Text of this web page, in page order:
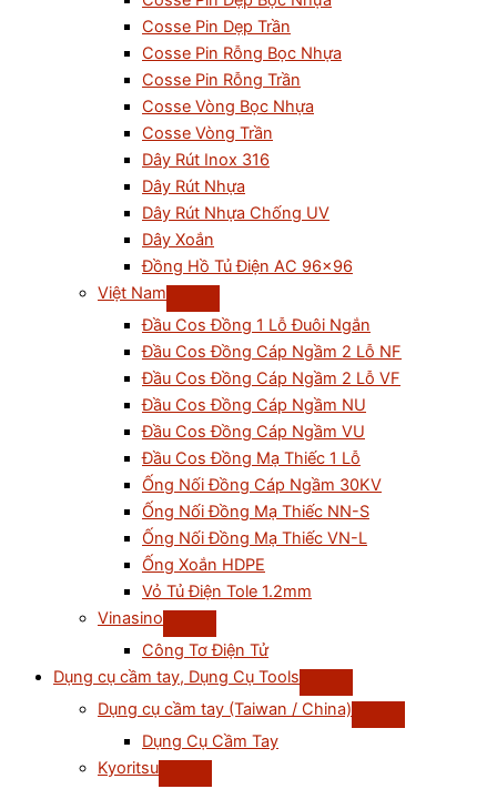
Cosse Pin Dẹp Trần
Cosse Pin Rỗng Bọc Nhựa
Cosse Pin Rỗng Trần
Cosse Vòng Bọc Nhựa
Cosse Vòng Trần
Dây Rút Inox 316
Dây Rút Nhựa
Dây Rút Nhựa Chống UV
Dây Xoắn
Đồng Hồ Tủ Điện AC 96×96
Việt Nam
Đầu Cos Đồng 1 Lỗ Đuôi Ngắn
Đầu Cos Đồng Cáp Ngầm 2 Lỗ NF
Đầu Cos Đồng Cáp Ngầm 2 Lỗ VF
Đầu Cos Đồng Cáp Ngầm NU
Đầu Cos Đồng Cáp Ngầm VU
Đầu Cos Đồng Mạ Thiếc 1 Lỗ
Ống Nối Đồng Cáp Ngầm 30KV
Ống Nối Đồng Mạ Thiếc NN-S
Ống Nối Đồng Mạ Thiếc VN-L
Ống Xoắn HDPE
Vỏ Tủ Điện Tole 1.2mm
Vinasino
Công Tơ Điện Tử
Dụng cụ cầm tay, Dụng Cụ Tools
Dụng cụ cầm tay (Taiwan / China)
Dụng Cụ Cầm Tay
Kyoritsu